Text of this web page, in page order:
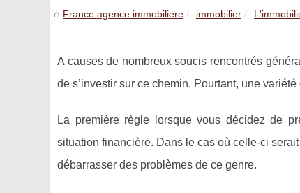
France agence immobiliere immobilier
A causes de nombreux soucis rencontrés
de s’investir sur ce chemin. Pourtant, une
La première règle lorsque vous décidez de
situation financière. Dans le cas où celle-ci
débarrasser des problèmes de ce genre.